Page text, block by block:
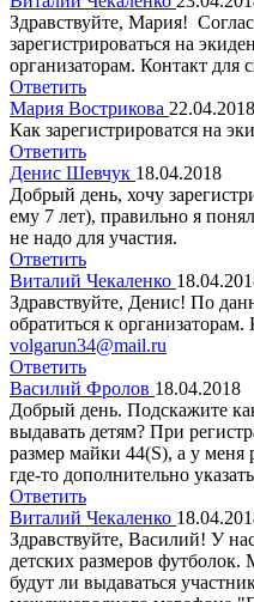
Здравствуйте, Мария!
зарегистрироваться на
организаторам. Контакт для
Ответить
Мария Вострикова 22.04.2018
Как зарегистрироватся на
Ответить
Денис Шевчук 18.04.2018
Добрый день, хочу
ему 7 лет), правильно я
не надо для участия.
Ответить
Виталий Чекаленко
Здравствуйте, Денис! По
обратиться к организаторам.
volgarun34@mail.ru
Ответить
Василий Фролов 18.04.2018
Добрый день. Подскажите
выдавать детям? При
размер майки 44(S), а у
где-то дополнительно
Ответить
Виталий Чекаленко
Здравствуйте, Василий! У
детских размеров
будут ли выдаваться